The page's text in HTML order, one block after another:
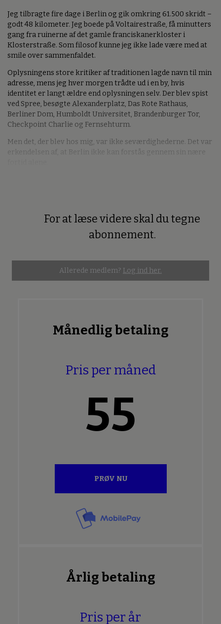
Jeg tilbragte fire dage i Berlin og gik omkring 61.500 skridt –
godt 48 kilometer. Jeg boede på Voltairestraße, få minutters
gang fra ruinerne af det gamle franciskanerkloster i
Klosterstraße. Som filosof kunne jeg ikke lade være med at
smile over sammenfaldet.
Oplysningens store kritiker af traditionen lagde navn til min
adresse, mens jeg hver morgen trådte ud i en by, hvis
identitet er langt ældre end oplysningen selv. Der blev spist
ved Spree, besøgte Alexanderplatz, Das Rote Rathaus,
Berliner Dom, Humboldt Universitet, Brandenburger Tor,
Checkpoint Charlie og Fernsehturm.
Men det, der blev hos mig, var ikke seværdighederne. Det var
erkendelsen af, at Berlin ikke kan forstås gennem sin nære
For at læse videre skal du tegne
abonnement.
Allerede medlem? Log ind her.
Månedlig betaling
Pris per måned
55
PRØV NU
Årlig betaling
Pris per år